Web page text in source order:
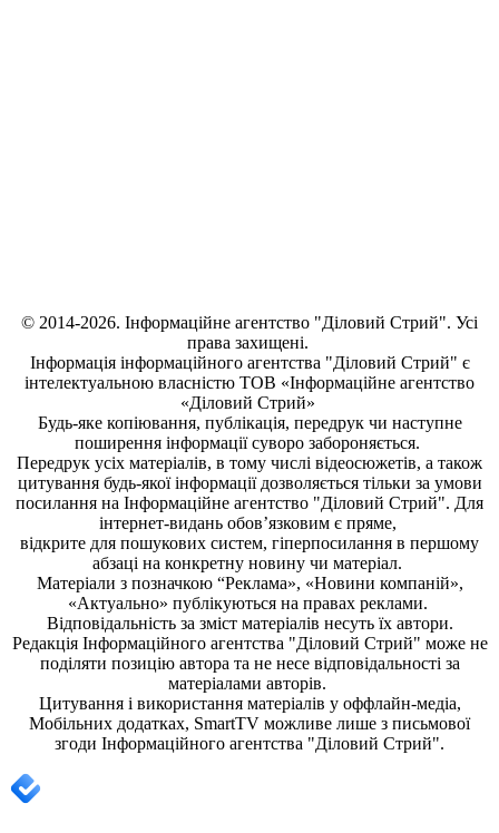
© 2014-2026. Інформаційне агентство "Діловий Стрий". Усі
права захищені.
Інформація інформаційного агентства "Діловий Стрий" є
інтелектуальною власністю ТОВ «Інформаційне агентство
«Діловий Стрий»
Будь-яке копiювання, публiкацiя, передрук чи наступне
поширення iнформацiї суворо забороняється.
Передрук усіх матеріалів, в тому числі відеосюжетів, а також
цитування будь-якої інформації дозволяється тільки за умови
посилання на Інформаційне агентство "Діловий Стрий". Для
інтернет-видань обов’язковим є пряме,
відкрите для пошукових систем, гіперпосилання в першому
абзаці на конкретну новину чи матеріал.
Матеріали з позначкою “Реклама», «Новини компаній»,
«Актуально» публікуються на правах реклами.
Відповідальність за зміст матеріалів несуть їх автори.
Редакція Інформаційного агентства "Діловий Стрий" може не
поділяти позицію автора та не несе відповідальності за
матеріалами авторів.
Цитування і використання матеріалів у оффлайн-медіа,
Мобільних додатках, SmartTV можливе лише з письмової
згоди Інформаційного агентства "Діловий Стрий".